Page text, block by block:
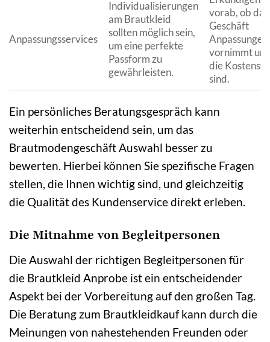
Anpassungsservices
Individualisierungen
am Brautkleid
sollten möglich sein,
um eine perfekte
Passform zu
gewährleisten.
vorab, ob das
Geschäft
Anpassungen
vornimmt
die
sind.
Ein persönliches Beratungsgespräch kann
weiterhin entscheidend sein, um das
Brautmodengeschäft Auswahl besser zu
bewerten. Hierbei können Sie spezifische Fragen
stellen, die Ihnen wichtig sind, und gleichzeitig
die Qualität des Kundenservice direkt erleben.
Die Mitnahme von Begleitpersonen
Die Auswahl der richtigen Begleitpersonen für
die Brautkleid Anprobe ist ein entscheidender
Aspekt bei der Vorbereitung auf den großen Tag.
Die Beratung zum Brautkleidkauf kann durch die
Meinungen von nahestehenden Freunden oder